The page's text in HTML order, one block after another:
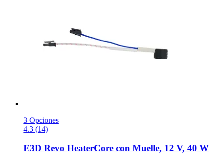
3 Opciones
4.3 (14)
E3D Revo HeaterCore con Muelle, 12 V, 40 W